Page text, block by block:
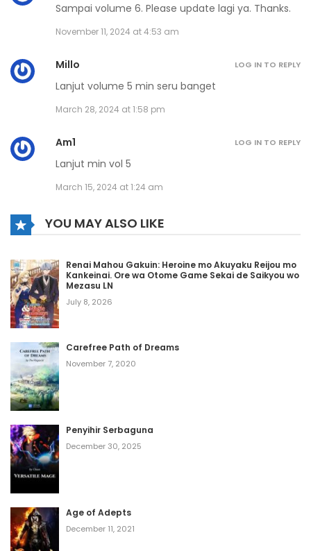
September 5, 2024
Volume 6 Chapter 7
September 5, 2024
Volume 6 Chapter 6
September 5, 2024
Volume 6 Chapter 5
September 5, 2024
September 5, 2024
Volume 6 Chapter 3
September 5, 2024
Volume 6 Chapter 2
September 5, 2024
Volume 6 Chapter 1
September 5, 2024
Volume 6 Chapter 0
September 5, 2024
Volume 5 Chapter 10
May 16, 2024
Volume 5 Chapter 9
Sampai volume 6. Please update lagi ya. Thanks.
November 11, 2024 at 4:53 am
Millo
Lanjut volume 5 min seru banget
March 28, 2024 at 1:58 pm
LOG IN TO REPLY
Am1
Lanjut min vol 5
March 15, 2024 at 1:24 am
LOG IN TO REPLY
YOU MAY ALSO LIKE
Renai Mahou Gakuin: Heroine mo Akuyaku Reijou mo
Kankeinai. Ore wa Otome Game Sekai de Saikyou wo
Mezasu LN
July 8, 2026
Carefree Path of Dreams
November 7, 2020
Penyihir Serbaguna
December 30, 2025
Age of Adepts
December 11, 2021